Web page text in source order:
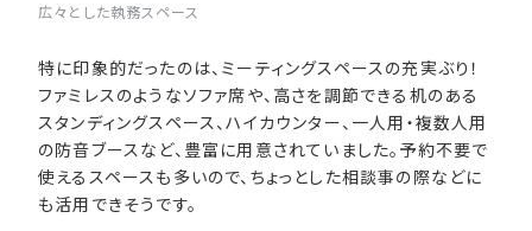
広々とした執務スペース
特に印象的だったのは、ミーティングスペースの充実ぶり！
ファミレスのようなソファ席や、高さを調節できる机のある
スタンディングスペース、ハイカウンター、一人用・複数人用
の防音ブースなど、豊富に用意されていました。予約不要で
使えるスペースも多いので、ちょっとした相談事の際などに
も活用できそうです。